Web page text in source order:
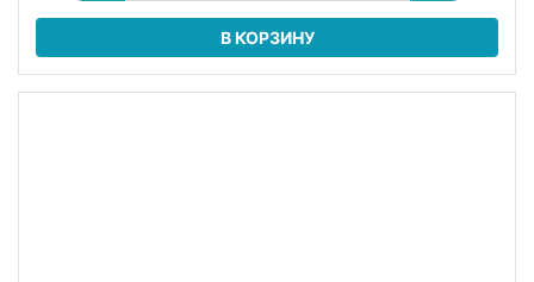
В КОРЗИНУ